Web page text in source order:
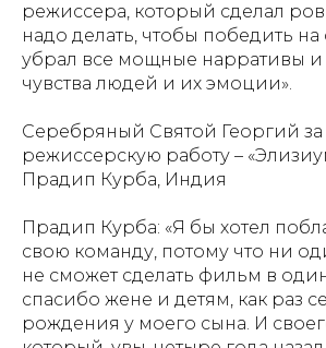
режиссера, который сделал
надо делать, чтобы победить на
убрал все мощные нарративы и
чувства людей и их эмоции».
Серебряный Святой Георгий
режиссерскую работу –
Прадип Курба, Индия
Прадип Курба: «Я бы хотел
свою команду, потому что ни
не сможет сделать фильм в
спасибо жене и детям, как раз
рождения у моего сына. И